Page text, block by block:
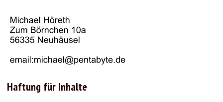
Haftung für Inhalte